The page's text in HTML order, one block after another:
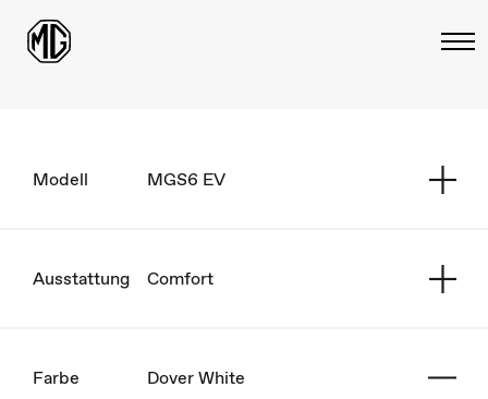
Modell MGS6 EV
Ausstattung Comfort
Farbe Dover White